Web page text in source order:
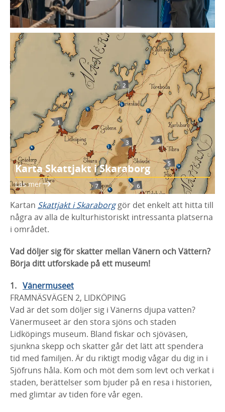
Karta Skattjakt i Skaraborg
Läs mer
Kartan Skattjakt i Skaraborggör det enkelt att hitta till
några av alla de kulturhistoriskt intressanta platserna
i området.
Vad döljer sig för skatter mellan Vänern och Vättern?
Börja ditt utforskade på ett museum!
Vänermuseet
FRAMNÄSVÄGEN 2, LIDKÖPING
Vad är det som döljer sig i Vänerns djupa vatten?
Vänermuseet är den stora sjöns och staden
Lidköpings museum. Bland fiskar och sjöväsen,
sjunkna skepp och skatter går det lätt att spendera
tid med familjen. Är du riktigt modig vågar du dig in i
Sjöfruns håla. Kom och möt dem som levt och verkat i
staden, berättelser som bjuder på en resa i historien,
med glimtar av tiden före vår egen.